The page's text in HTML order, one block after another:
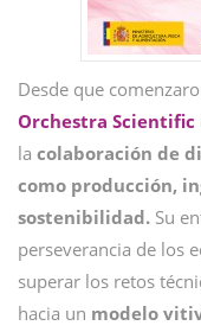
Desde que
Orchestra Scientific
la colaboración de
como producción,
sostenibilidad. Su
perseverancia de los
superar los retos
hacia un modelo